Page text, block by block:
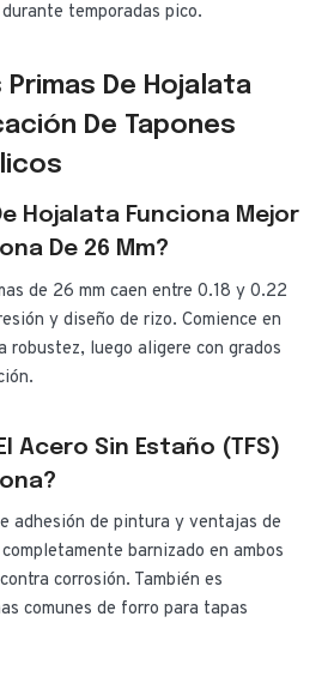
temporadas pico.
Primas De Hojalata
De Tapones
Hojalata Funciona Mejor
De 26 Mm?
de 26 mm caen entre 0.18 y 0.22
y diseño de rizo. Comience en
robustez, luego aligere con grados
Acero Sin Estaño (TFS)
adhesión de pintura y ventajas de
barnizado en ambos
corrosión. También es
comunes de forro para tapas